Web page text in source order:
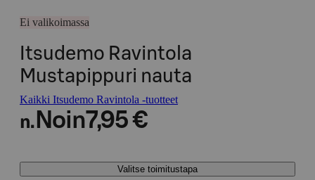
Ei valikoimassa
Itsudemo Ravintola
Mustapippuri nauta
Kaikki Itsudemo Ravintola -tuotteet
n. Noin7,95 €
Valitse toimitustapa